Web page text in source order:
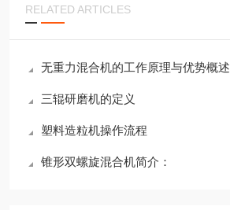
RELATED ARTICLES
无重力混合机的工作原理与优势概述
三辊研磨机的定义
塑料造粒机操作流程
锥形双螺旋混合机简介：